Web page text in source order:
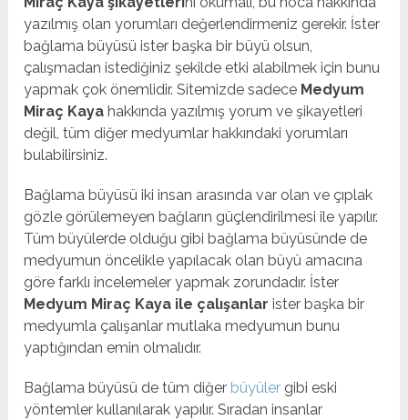
yazılmış olan yorumları değerlendirmeniz gerekir. İster
bağlama büyüsü ister başka bir büyü olsun,
çalışmadan istediğiniz şekilde etki alabilmek için bunu
yapmak çok önemlidir. Sitemizde sadece Medyum
Miraç Kaya hakkında yazılmış yorum ve şikayetleri
değil, tüm diğer medyumlar hakkındaki yorumları
bulabilirsiniz.
Bağlama büyüsü iki insan arasında var olan ve çıplak
gözle görülemeyen bağların güçlendirilmesi ile yapılır.
Tüm büyülerde olduğu gibi bağlama büyüsünde de
medyumun öncelikle yapılacak olan büyü amacına
göre farklı incelemeler yapmak zorundadır. İster
Medyum Miraç Kaya ile çalışanlarister başka bir
medyumla çalışanlar mutlaka medyumun bunu
yaptığından emin olmalıdır.
Bağlama büyüsü de tüm diğer büyüler gibi eski
yöntemler kullanılarak yapılır. Sıradan insanlar